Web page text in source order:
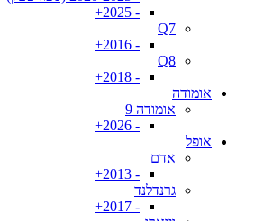
- 2025+
Q7
- 2016+
Q8
- 2018+
אומודה
אומודה 9
- 2026+
אופל
אדם
- 2013+
גרנדלנד
- 2017+